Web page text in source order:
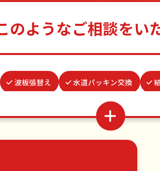
のようなご相談をい
波板張替え 水道パッキン交換
ゴキブリ駆除
カーテンレール取り付け
植木の剪定